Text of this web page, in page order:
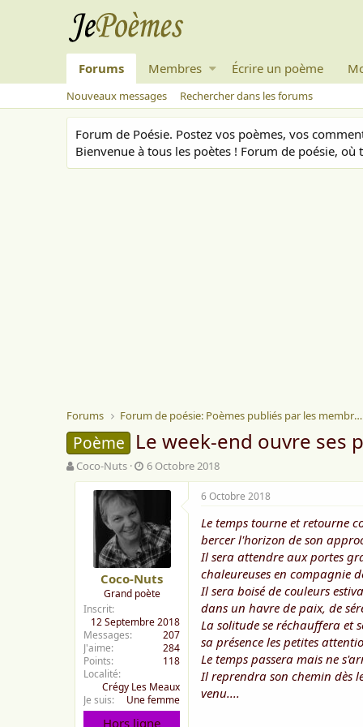
Forums Membres Écrire un poème
Nouveaux messages Rechercher dans les forums
Forum de Poésie. Postez vos poèmes, vos
Bienvenue à tous les poètes ! Forum de poésie,
Forums Forum de poésie: Poèmes publiés par les membres
Poème Le week-end ouvre ses
A
u
Coco-Nuts
D
a
t
d
e
d
é
b
u
6 Octobre 2018
Coco-Nuts
Grand poète
Inscrit
12 Septembre 2018
Messages
207
J'aime
284
Points
118
Localité
Crégy Les Meaux
Je suis
Une femme
Hors ligne
6 Octobre 2018
Le temps tourne et retourne
bercer l'horizon de son
Il sera attendre aux portes
chaleureuses en compagnie
Il sera boisé de couleurs
dans un havre de paix, de
La solitude se réchauffera et
sa présence les petites
Le temps passera mais ne
Il reprendra son chemin dès
venu....